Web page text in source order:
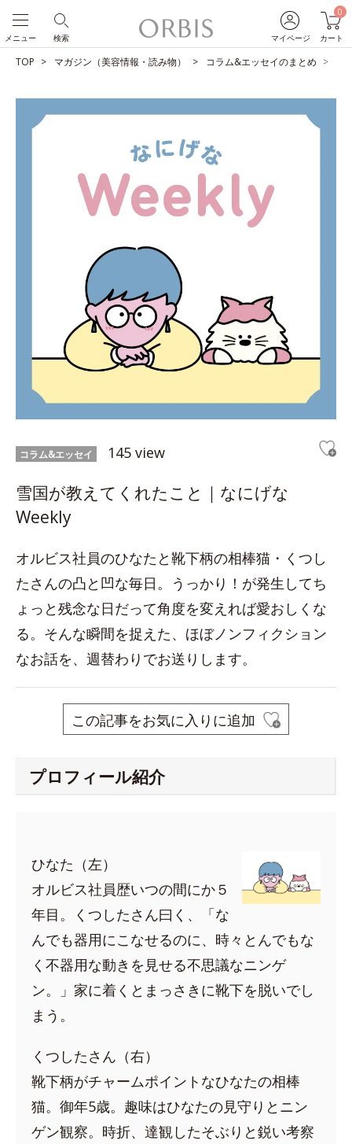
マイページ
0
カート
検索
メニュー
TOP マガジン（美容情報・読み物） コラム&エッセイのまとめ
コラム&エッセイ 145 view
雪国が教えてくれたこと｜なにげな
Weekly
オルビス社員のひなたと靴下柄の相棒猫・くつし
たさんの凸と凹な毎日。うっかり！が発生してち
ょっと残念な日だって角度を変えれば愛おしくな
る。そんな瞬間を捉えた、ほぼノンフィクション
なお話を、週替わりでお送りします。
この記事をお気に入りに追加
プロフィール紹介
ひなた（左）
オルビス社員歴いつの間にか５
年目。くつしたさん曰く、「な
んでも器用にこなせるのに、時々とんでもな
く不器用な動きを見せる不思議なニンゲ
ン。」家に着くとまっさきに靴下を脱いでし
まう。
くつしたさん（右）
靴下柄がチャームポイントなひなたの相棒
猫。御年5歳。趣味はひなたの見守りとニン
ゲン観察。時折、達観したそぶりと鋭い考察